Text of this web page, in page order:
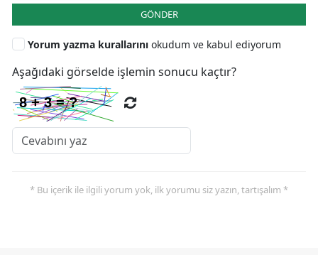
GÖNDER
Yorum yazma kurallarını okudum ve kabul ediyorum
Aşağıdaki görselde işlemin sonucu kaçtır?
* Bu içerik ile ilgili yorum yok, ilk yorumu siz yazın, tartışalım *